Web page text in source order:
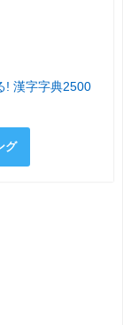
! 漢字字典2500
グ